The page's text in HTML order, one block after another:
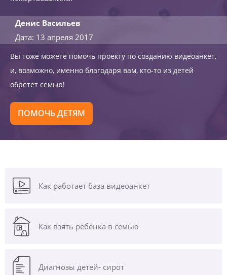
Денис Васильев
Дата: 13 апреля 2017
Вы тоже можете помочь проекту по созданию видеоанкет,
и, возможно, именно благодаря вам, кто-то из детей
обретет семью!
ПОМОЧЬ ДЕТЯМ
Как работает база видеоанкет
Как взять ребенка в семью
Диагнозы детей- сирот